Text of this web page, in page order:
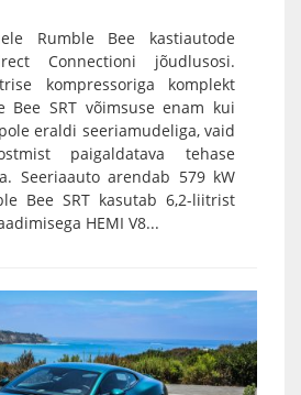
Rumble Bee kastiautode
Connectioni jõudlusosi.
kompressoriga komplekt
Bee SRT võimsuse enam kui
eraldi seeriamudeliga, vaid
paigaldatava tehase
Seeriaauto arendab 579 kW
Bee SRT kasutab 6,2-liitrist
HEMI V8...